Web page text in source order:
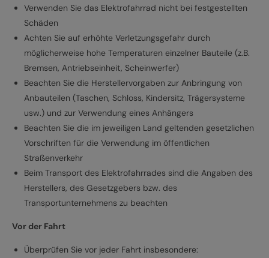
Verwenden Sie das Elektrofahrrad nicht bei festgestellten
Schäden
Achten Sie auf erhöhte Verletzungsgefahr durch
möglicherweise hohe Temperaturen einzelner Bauteile (z.B.
Bremsen, Antriebseinheit, Scheinwerfer)
Beachten Sie die Herstellervorgaben zur Anbringung von
Anbauteilen (Taschen, Schloss, Kindersitz, Trägersysteme
usw.) und zur Verwendung eines Anhängers
Beachten Sie die im jeweiligen Land geltenden gesetzlichen
Vorschriften für die Verwendung im öffentlichen
Straßenverkehr
Beim Transport des Elektrofahrrades sind die Angaben des
Herstellers, des Gesetzgebers bzw. des
Transportunternehmens zu beachten
Vor der Fahrt
Überprüfen Sie vor jeder Fahrt insbesondere: